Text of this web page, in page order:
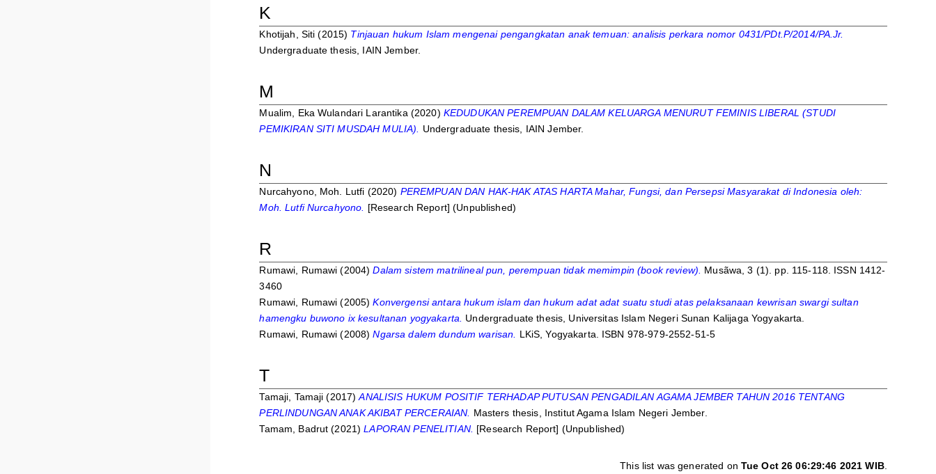
K
Khotijah, Siti (2015) Tinjauan hukum Islam mengenai pengangkatan anak temuan: analisis perkara nomor 0431/PDt.P/2014/PA.Jr.
Undergraduate thesis, IAIN Jember.
M
Mualim, Eka Wulandari Larantika (2020) KEDUDUKAN PEREMPUAN DALAM KELUARGA MENURUT FEMINIS LIBERAL (STUDI
PEMIKIRAN SITI MUSDAH MULIA).
Undergraduate thesis, IAIN Jember.
N
Nurcahyono, Moh. Lutfi (2020) PEREMPUAN DAN HAK-HAK ATAS HARTA Mahar, Fungsi, dan Persepsi Masyarakat di Indonesia oleh:
Moh. Lutfi Nurcahyono.
[Research Report] (Unpublished)
R
Rumawi, Rumawi (2004)Dalam sistem matrilineal pun, perempuan tidak memimpin (book review).
Musãwa, 3 (1). pp. 115-118. ISSN 1412-
3460
Rumawi, Rumawi (2005)Konvergensi antara hukum islam dan hukum adat adat suatu studi atas pelaksanaan kewrisan swargi sultan
hamengku buwono ix kesultanan yogyakarta.
Undergraduate thesis, Universitas Islam Negeri Sunan Kalijaga Yogyakarta.
Rumawi, Rumawi (2008)Ngarsa dalem dundum warisan. LKiS, Yogyakarta. ISBN 978-979-2552-51-5
T
Tamaji, Tamaji (2017)ANALISIS HUKUM POSITIF TERHADAP PUTUSAN PENGADILAN AGAMA JEMBER TAHUN 2016 TENTANG
PERLINDUNGAN ANAK AKIBAT PERCERAIAN.
Masters thesis, Institut Agama Islam Negeri Jember.
Tamam, Badrut (2021)LAPORAN PENELITIAN. [Research Report] (Unpublished)
This list was generated on Tue Oct 26 06:29:46 2021 WIB.